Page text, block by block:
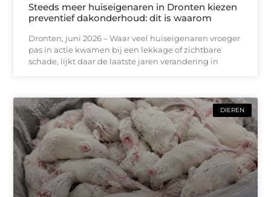
Steeds meer huiseigenaren in Dronten kiezen
preventief dakonderhoud: dit is waarom
Dronten, juni 2026 – Waar veel huiseigenaren vroeger
pas in actie kwamen bij een lekkage of zichtbare
schade, lijkt daar de laatste jaren verandering in
DIEREN